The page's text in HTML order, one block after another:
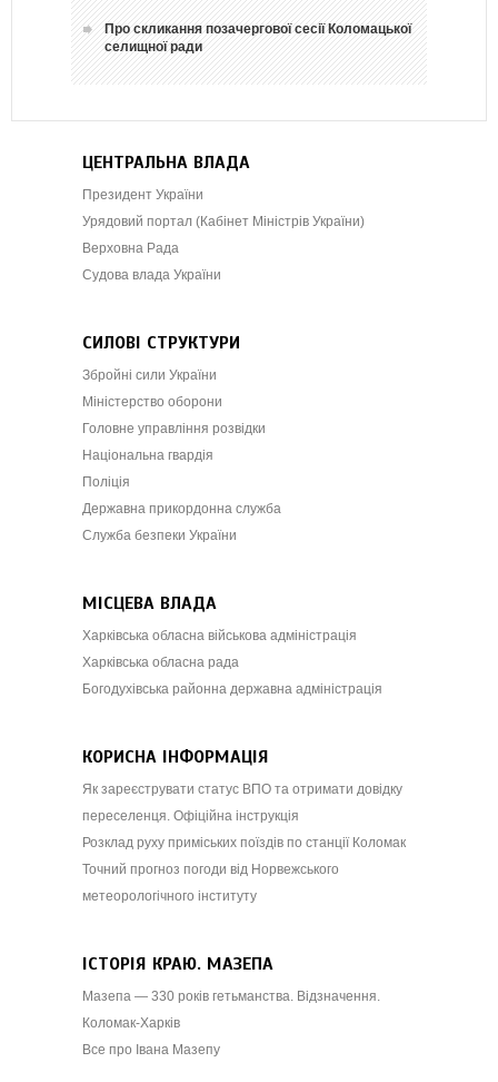
Про скликання позачергової сесії Коломацької
селищної ради
ЦЕНТРАЛЬНА ВЛАДА
Президент України
Урядовий портал (Кабінет Міністрів України)
Верховна Рада
Судова влада України
СИЛОВІ СТРУКТУРИ
Збройні сили України
Міністерство оборони
Головне управління розвідки
Національна гвардія
Поліція
Державна прикордонна служба
Служба безпеки України
МІСЦЕВА ВЛАДА
Харківська обласна військова адміністрація
Харківська обласна рада
Богодухівська районна державна адміністрація
КОРИСНА ІНФОРМАЦІЯ
Як зареєструвати статус ВПО та отримати довідку
переселенця. Офіційна інструкція
Розклад руху приміських поїздів по станції Коломак
Точний прогноз погоди від Норвежського
метеорологічного інституту
ІСТОРІЯ КРАЮ. МАЗЕПА
Мазепа — 330 років гетьманства. Відзначення.
Коломак-Харків
Все про Івана Мазепу